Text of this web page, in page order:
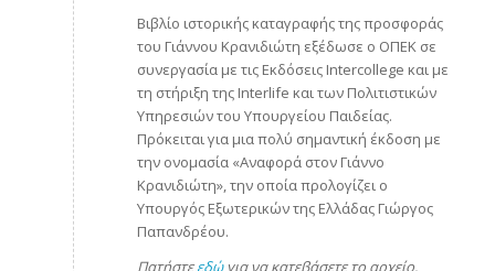
Βιβλίο ιστορικής καταγραφής της προσφοράς
του Γιάννου Κρανιδιώτη εξέδωσε ο ΟΠΕΚ σε
συνεργασία με τις Εκδόσεις Intercollege και με
τη στήριξη της Interlife και των Πολιτιστικών
Υπηρεσιών του Υπουργείου Παιδείας.
Πρόκειται για μια πολύ σημαντική έκδοση με
την ονομασία «Αναφορά στον Γιάννο
Κρανιδιώτη», την οποία προλογίζει ο
Υπουργός Εξωτερικών της Ελλάδας Γιώργος
Παπανδρέου.
Πατήστεεδώγια να κατεβάσετε το αρχείο.